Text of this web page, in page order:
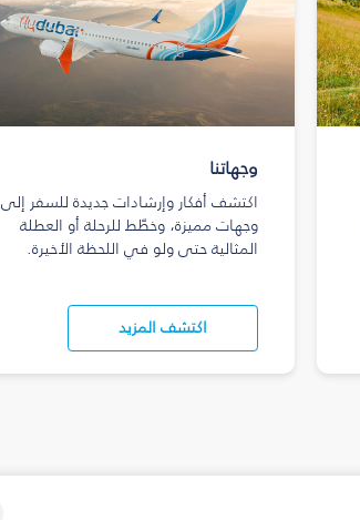
وجهاتنا
اكتشف أفكار وإرشادات جديدة للسفر إلى
وجهات مميزة، وخطّط للرحلة أو العطلة
المثالية حتى ولو في اللحظة الأخيرة.
اكتشف المزيد